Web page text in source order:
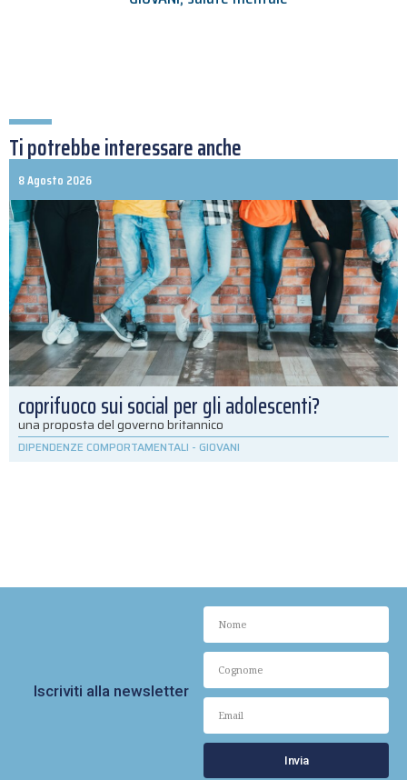
Ti potrebbe interessare anche
8 Agosto 2026
coprifuoco sui social per gli adolescenti?
una proposta del governo britannico
DIPENDENZE COMPORTAMENTALI - GIOVANI
Iscriviti alla newsletter
Invia